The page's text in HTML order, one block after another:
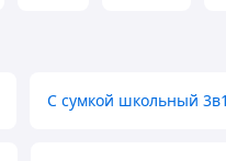
С сумкой школьный